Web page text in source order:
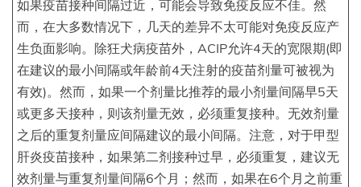
如果疫苗接种间隔过近，可能会导致免疫反应不佳。然
而，在大多数情况下，几天的差异不太可能对免疫反应产
生负面影响。除狂犬病疫苗外，ACIP允许4天的宽限期(即
在建议的最小间隔或年龄前4天注射的疫苗剂量可被视为
有效)。然而，如果一个剂量比推荐的最小剂量间隔早5天
或更多天接种，则该剂量无效，必须重复接种。无效剂量
之后的重复剂量应间隔建议的最小间隔。注意，对于甲型
肝炎疫苗接种，如果第二剂接种过早，必须重复，建议无
效剂量与重复剂量间隔6个月；然而，如果在6个月之前重